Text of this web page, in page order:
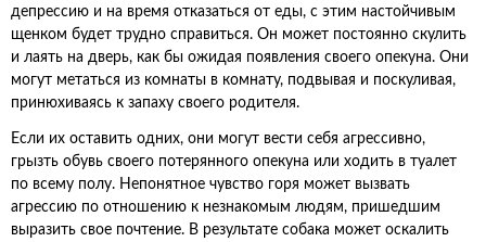
депрессию и на время отказаться от еды, с этим настойчивым
щенком будет трудно справиться. Он может постоянно скулить
и лаять на дверь, как бы ожидая появления своего опекуна. Они
могут метаться из комнаты в комнату, подвывая и поскуливая,
принюхиваясь к запаху своего родителя.
Если их оставить одних, они могут вести себя агрессивно,
грызть обувь своего потерянного опекуна или ходить в туалет
по всему полу. Непонятное чувство горя может вызвать
агрессию по отношению к незнакомым людям, пришедшим
выразить свое почтение. В результате собака может оскалить